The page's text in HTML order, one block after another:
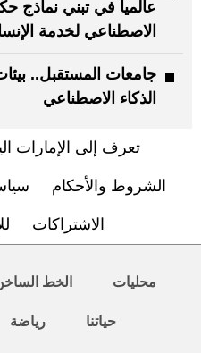
عالمياً في تبني نماذج
الاصطناعي لخدمة
جامعات المستقبل..
الذكاء الاصطناعي
تعرف إلى الإمارات
الشروط والأحكام
الاشتراكات
محليات الخط
حياتنا رياضة